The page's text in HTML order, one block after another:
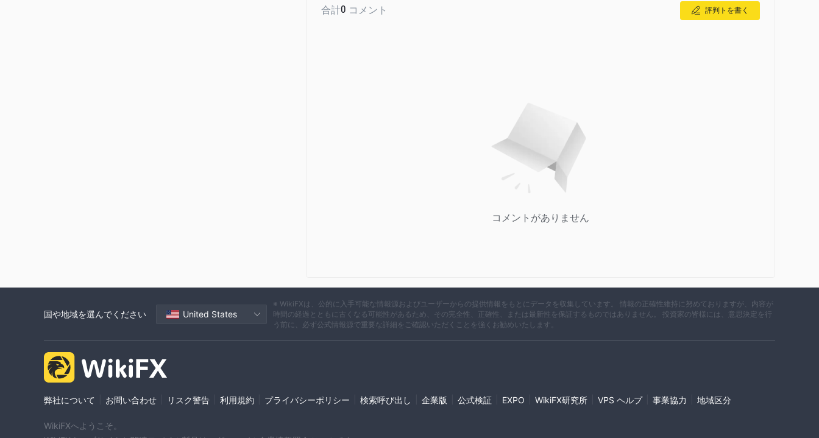
合計0 コメント 評判トを書く
コメントがありません
国や地域を選んでください United States
※ WikiFXは、公的に入手可能な情報源およびユーザーからの提供情報をもとにデータを収集しています。 情報の正確性維持に努めておりますが、内容が
時間の経過とともに古くなる可能性があるため、その完全性、正確性、または最新性を保証するものではありません。 投資家の皆様には、意思決定を行
う前に、必ず公式情報源で重要な詳細をご確認いただくことを強くお勧めいたします。
弊社について お問い合わせ リスク警告 利用規約 プライバシーポリシー 検索呼び出し 企業版 公式検証 EXPO WikiFX研究所 VPS ヘルプ 事業協力 地域区分
WikiFXへようこそ。